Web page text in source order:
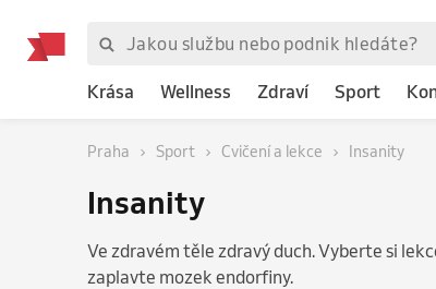
Krása Wellness Zdraví Sport
Praha Sport Cvičení a lekce Insanity
Insanity
Ve zdravém těle zdravý duch. Vyberte si
zaplavte mozek endorfiny.